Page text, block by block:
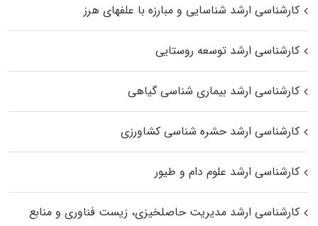
کارشناسی ارشد شناسایی و مبارزه با علفهای هرز
کارشناسی ارشد توسعه روستایی
کارشناسی ارشد بیماری‌ شناسی گیاهی
کارشناسی ارشد حشره‌ شناسی کشاورزی
کارشناسی ارشد علوم دام و طیور
کارشناسی ارشد مدیریت حاصلخیزی، زیست فناوری و منابع